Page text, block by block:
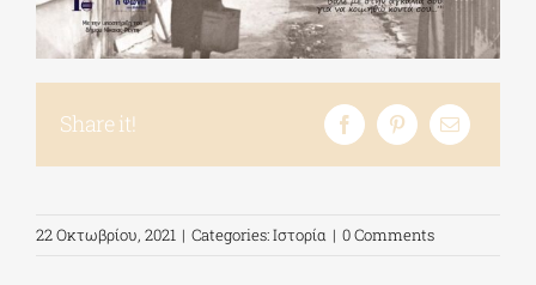
Share it!
22 Οκτωβρίου, 2021 | Categories:Ιστορία | 0 Comments